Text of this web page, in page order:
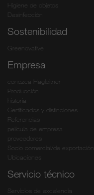
Higiene de objetos
Desinfección
Sostenibilidad
Greenovative
Empresa
conozca Hagleitner
Producción
historia
Certificados y distinciones
Referencias
película de empresa
proveedores
Socio comercial/de exportación
Ubicaciones
Servicio técnico
Servicios de excelencia